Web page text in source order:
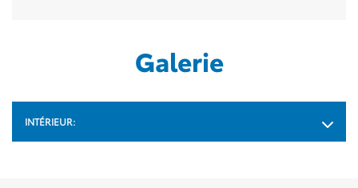
Galerie
INTÉRIEUR: